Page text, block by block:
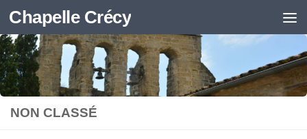
Skip to content
Chapelle Crécy
NON CLASSÉ